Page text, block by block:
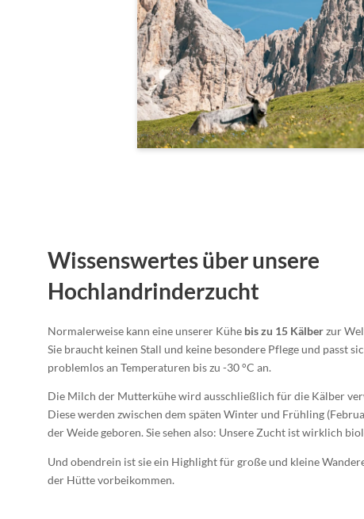
Wissenswertes über unsere
Hochlandrinderzucht
Normalerweise kann eine unserer Kühe bis zu 15 Kälberzur
Sie braucht keinen Stall und keine besondere Pflege und passt
problemlos an Temperaturen bis zu -30 °C an.
Die Milch der Mutterkühe wird ausschließlich für die Kälber
Diese werden zwischen dem späten Winter und Frühling
der Weide geboren. Sie sehen also: Unsere Zucht ist wirklich
Und obendrein ist sie ein Highlight für große und kleine
der Hütte vorbeikommen.